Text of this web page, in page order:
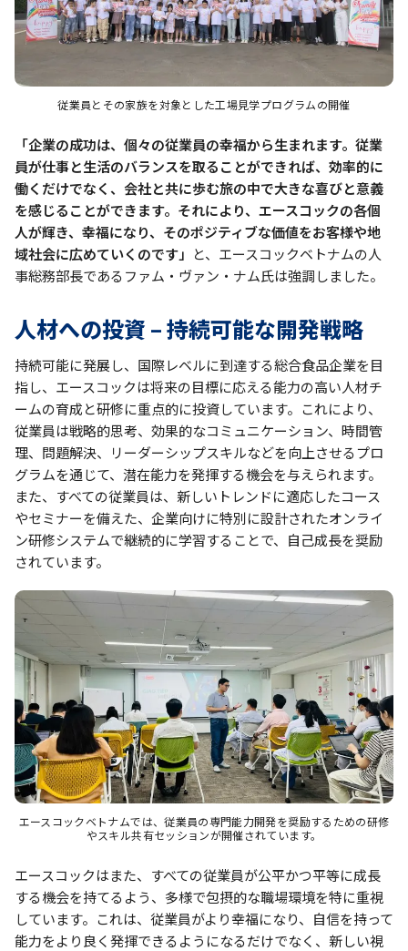
従業員とその家族を対象とした工場見学プログラムの開催
「企業の成功は、個々の従業員の幸福から生まれます。従業
員が仕事と生活のバランスを取ることができれば、効率的に
働くだけでなく、会社と共に歩む旅の中で大きな喜びと意義
を感じることができます。それにより、エースコックの各個
人が輝き、幸福になり、そのポジティブな価値をお客様や地
域社会に広めていくのです」 と、エースコックベトナムの人
事総務部長であるファム・ヴァン・ナム氏は強調しました。
人材への投資 – 持続可能な開発戦略
持続可能に発展し、国際レベルに到達する総合食品企業を目
指し、エースコックは将来の目標に応える能力の高い人材チ
ームの育成と研修に重点的に投資しています。これにより、
従業員は戦略的思考、効果的なコミュニケーション、時間管
理、問題解決、リーダーシップスキルなどを向上させるプロ
グラムを通じて、潜在能力を発揮する機会を与えられます。
また、すべての従業員は、新しいトレンドに適応したコース
やセミナーを備えた、企業向けに特別に設計されたオンライ
ン研修システムで継続的に学習することで、自己成長を奨励
されています。
エースコックベトナムでは、従業員の専門能力開発を奨励するための研修
やスキル共有セッションが開催されています。
エースコックはまた、すべての従業員が公平かつ平等に成長
する機会を持てるよう、多様で包摂的な職場環境を特に重視
しています。これは、従業員がより幸福になり、自信を持って
能力をより良く発揮できるようになるだけでなく、新しい視